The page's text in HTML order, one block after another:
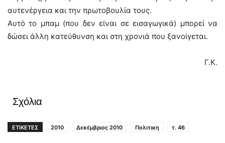
αυτενέργεια και την πρωτοβουλία τους.
Αυτό το μπαμ (που δεν είναι σε εισαγωγικά) μπορεί να
δώσει άλλη κατεύθυνση και στη χρονιά που ξανοίγεται.
Γ.Κ.
Σχόλια
ΕΤΙΚΕΤΕΣ 2010 Δεκέμβριος 2010 Πολιτικη τ. 46